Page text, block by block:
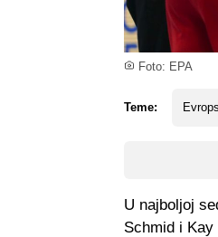
Foto: EPA
Teme:
U najboljoj
Schmid i